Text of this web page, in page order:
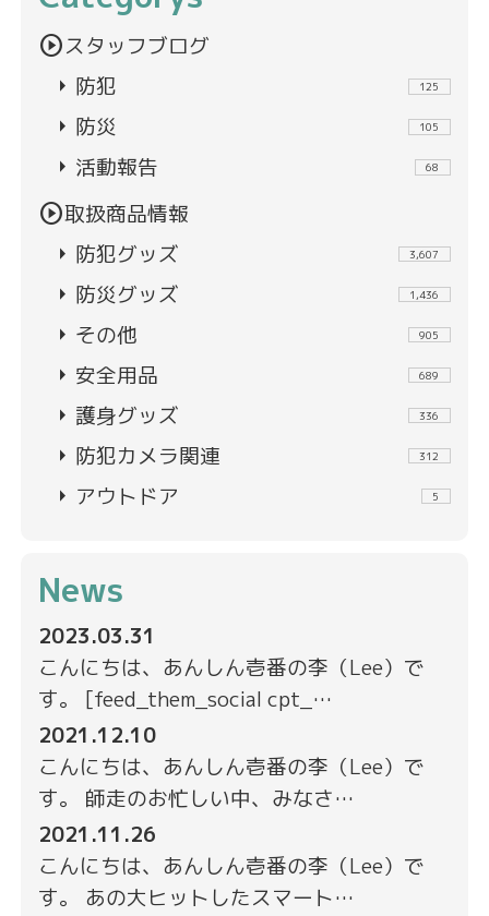
play_circleスタッフブログ
arrow_right 防犯 125
arrow_right 防災 105
arrow_right 活動報告 68
play_circle取扱商品情報
arrow_right 防犯グッズ 3,607
arrow_right 防災グッズ 1,436
arrow_right その他 905
arrow_right 安全用品 689
arrow_right 護身グッズ 336
arrow_right 防犯カメラ関連 312
arrow_right アウトドア 5
News
2023.03.31
こんにちは、あんしん壱番の李（Lee）で
す。 [feed_them_social cpt_…
2021.12.10
こんにちは、あんしん壱番の李（Lee）で
す。 師走のお忙しい中、みなさ…
2021.11.26
こんにちは、あんしん壱番の李（Lee）で
す。 あの大ヒットしたスマート…